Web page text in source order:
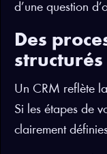
d’une question
Des
structurés
Un CRM reflète
Si les étapes de
clairement